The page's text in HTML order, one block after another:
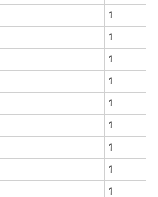
1
1
1
1
1
1
1
1
1